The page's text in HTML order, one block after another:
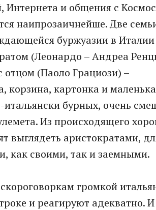
Интернета и общения с
наипрозаичнейше. Две
буржуазии в Италии
(Леонардо – Андреа
(Паоло Грациози) –
корзина, картонка и
бурных, очень
Из происходящего
выглядеть аристократами,
как своими, так и заемными.
громкой
и реагируют адекватно. И